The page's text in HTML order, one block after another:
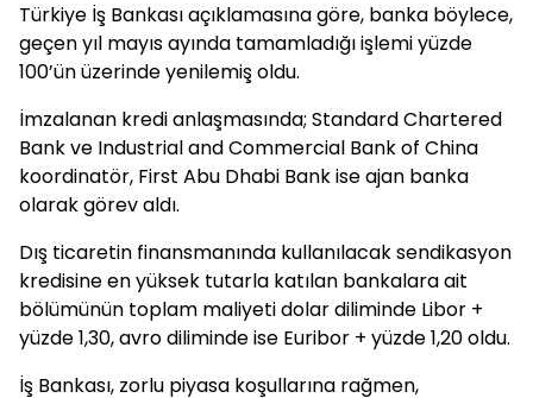
Türkiye İş Bankası açıklamasına göre, banka böylece,
geçen yıl mayıs ayında tamamladığı işlemi yüzde
100’ün üzerinde yenilemiş oldu.
İmzalanan kredi anlaşmasında; Standard Chartered
Bank ve Industrial and Commercial Bank of China
koordinatör, First Abu Dhabi Bank ise ajan banka
olarak görev aldı.
Dış ticaretin finansmanında kullanılacak sendikasyon
kredisine en yüksek tutarla katılan bankalara ait
bölümünün toplam maliyeti dolar diliminde Libor +
yüzde 1,30, avro diliminde ise Euribor + yüzde 1,20 oldu.
İş Bankası, zorlu piyasa koşullarına rağmen,